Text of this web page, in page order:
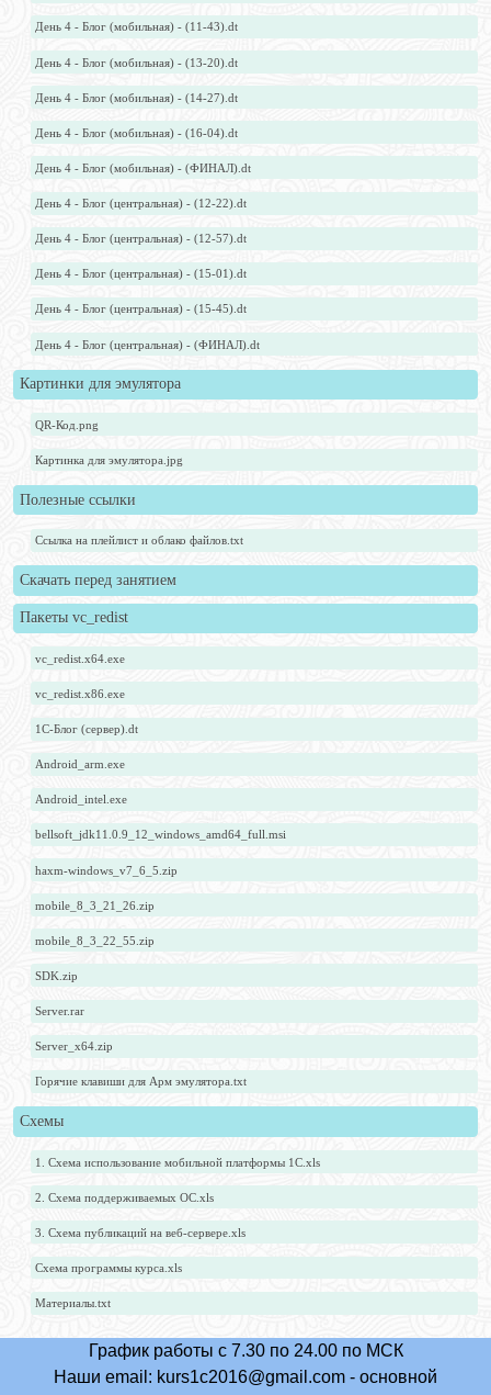
День 4 - Блог (мобильная) - (11-43).dt
День 4 - Блог (мобильная) - (13-20).dt
День 4 - Блог (мобильная) - (14-27).dt
День 4 - Блог (мобильная) - (16-04).dt
День 4 - Блог (мобильная) - (ФИНАЛ).dt
День 4 - Блог (центральная) - (12-22).dt
День 4 - Блог (центральная) - (12-57).dt
День 4 - Блог (центральная) - (15-01).dt
День 4 - Блог (центральная) - (15-45).dt
День 4 - Блог (центральная) - (ФИНАЛ).dt
Картинки для эмулятора
QR-Код.png
Картинка для эмулятора.jpg
Полезные ссылки
Ссылка на плейлист и облако файлов.txt
Скачать перед занятием
Пакеты vc_redist
vc_redist.x64.exe
vc_redist.x86.exe
1С-Блог (сервер).dt
Android_arm.exe
Android_intel.exe
bellsoft_jdk11.0.9_12_windows_amd64_full.msi
haxm-windows_v7_6_5.zip
mobile_8_3_21_26.zip
mobile_8_3_22_55.zip
SDK.zip
Server.rar
Server_x64.zip
Горячие клавиши для Арм эмулятора.txt
Схемы
1. Схема использование мобильной платформы 1С.xls
2. Схема поддерживаемых ОС.xls
3. Схема публикаций на веб-сервере.xls
Схема программы курса.xls
Материалы.txt
График работы с 7.30 по 24.00 по МСК
Наши email: kurs1c2016@gmail.com - основной